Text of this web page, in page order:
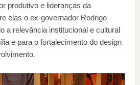
produtivo e lideranças da
elas o ex-governador Rodrigo
a relevância institucional e cultural
e para o fortalecimento do design